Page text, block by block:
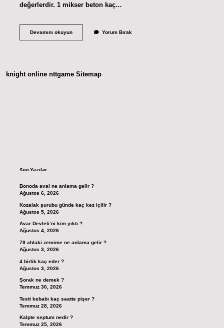
değerlerdir. 1 mikser beton kaç…
Devamını okuyun100
Beton
Yorum Bırak
knight online nttgame Sitemap
Son Yazılar
Bonoda aval ne anlama gelir ?
Ağustos 6, 2026
Kozalak şurubu günde kaç kez içilir ?
Ağustos 5, 2026
Avar Devleti’ni kim yıktı ?
Ağustos 4, 2026
79 ahlaki zemime ne anlama gelir ?
Ağustos 3, 2026
4 birlik kaç eder ?
Ağustos 3, 2026
Şorak ne demek ?
Temmuz 30, 2026
Testi kebabı kaç saatte pişer ?
Temmuz 28, 2026
Kalpte septum nedir ?
Temmuz 25, 2026